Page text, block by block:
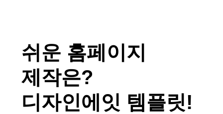
쉬운 홈페이지
제작은?
디자인에잇 템플릿!